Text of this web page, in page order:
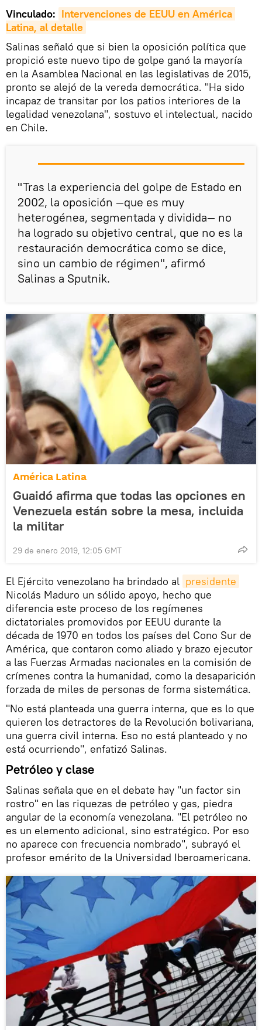
Vinculado: Intervenciones de EEUU en América
Latina, al detalle
Salinas señaló que si bien la oposición política que
propició este nuevo tipo de golpe ganó la mayoría
en la Asamblea Nacional en las legislativas de 2015,
pronto se alejó de la vereda democrática. "Ha sido
incapaz de transitar por los patios interiores de la
legalidad venezolana", sostuvo el intelectual, nacido
en Chile.
"Tras la experiencia del golpe de Estado en
2002, la oposición —que es muy
heterogénea, segmentada y dividida— no
ha logrado su objetivo central, que no es la
restauración democrática como se dice,
sino un cambio de régimen", afirmó
Salinas a Sputnik.
América Latina
Guaidó afirma que todas las opciones en
Venezuela están sobre la mesa, incluida
la militar
29 de enero 2019, 12:05 GMT
El Ejército venezolano ha brindado al presidente
Nicolás Maduro un sólido apoyo, hecho que
diferencia este proceso de los regímenes
dictatoriales promovidos por EEUU durante la
década de 1970 en todos los países del Cono Sur de
América, que contaron como aliado y brazo ejecutor
a las Fuerzas Armadas nacionales en la comisión de
crímenes contra la humanidad, como la desaparición
forzada de miles de personas de forma sistemática.
"No está planteada una guerra interna, que es lo que
quieren los detractores de la Revolución bolivariana,
una guerra civil interna. Eso no está planteado y no
está ocurriendo", enfatizó Salinas.
Petróleo y clase
Salinas señala que en el debate hay "un factor sin
rostro" en las riquezas de petróleo y gas, piedra
angular de la economía venezolana. "El petróleo no
es un elemento adicional, sino estratégico. Por eso
no aparece con frecuencia nombrado", subrayó el
profesor emérito de la Universidad Iberoamericana.